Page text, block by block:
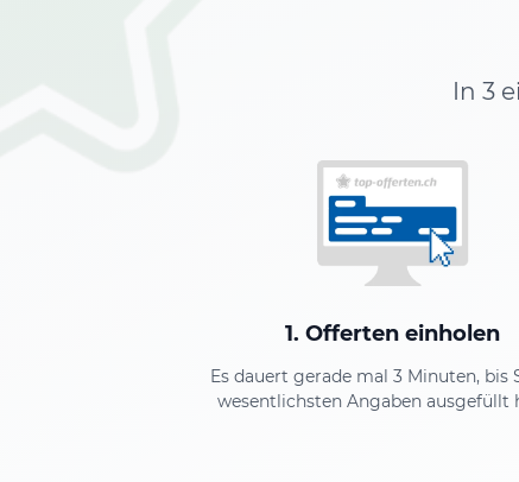
In 3
1. Offerten einholen
Es dauert gerade mal 3 Minuten, bis
wesentlichsten Angaben ausgefüllt